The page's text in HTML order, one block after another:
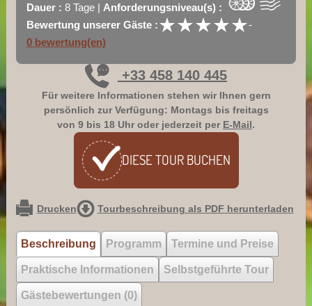
Dauer : 8 Tage | An­for­de­rungs­niveau(s) :
Bewertung unserer Gäste :★
★★
★★
★★
★★
★-
0 bewertung(en)
+33 458 140 445
Für weitere Informationen stehen wir Ihnen gern
persönlich zur Verfügung: Montags bis freitags
von 9 bis 18 Uhr oder jederzeit per E-Mail.
DIESE TOUR BUCHEN
Drucken Tourbeschreibung als PDF herunterladen
Beschreibung Programm Termine und Preise
Praktische Informationen Selbstgeführte Tour
Gästebewertungen (0)